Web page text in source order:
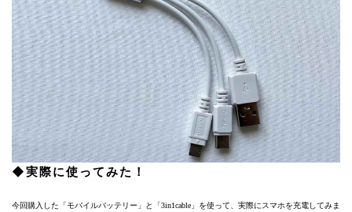
◆実際に使ってみた！
今回購入した「モバイルバッテリー」と「3in1cable」を使って、実際にスマホを充電してみま